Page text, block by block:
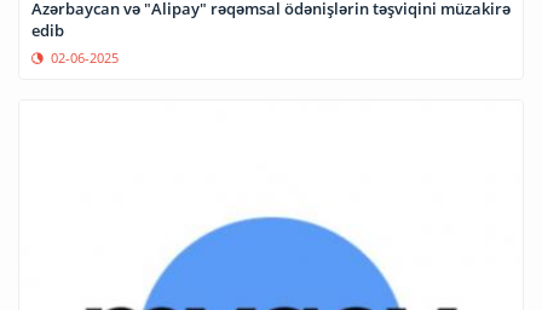
Azərbaycan və "Alipay" rəqəmsal ödənişlərin təşviqini müzakirə
edib
02-06-2025